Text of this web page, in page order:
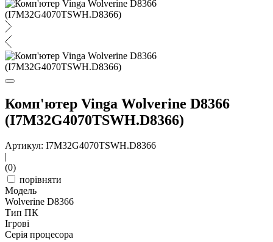
Комп'ютер Vinga Wolverine D8366
(I7M32G4070TSWH.D8366)
Артикул: I7M32G4070TSWH.D8366
|
(0)
порівняти
Модель
Wolverine D8366
Тип ПК
Ігрові
Серія процесора